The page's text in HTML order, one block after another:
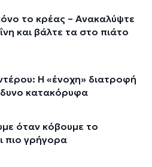
το κρέας – Ανακαλύψτε
και βάλτε τα στο πιάτο
Η «ένοχη» διατροφή
κατακόρυφα
όταν κόβουμε το
πιο γρήγορα